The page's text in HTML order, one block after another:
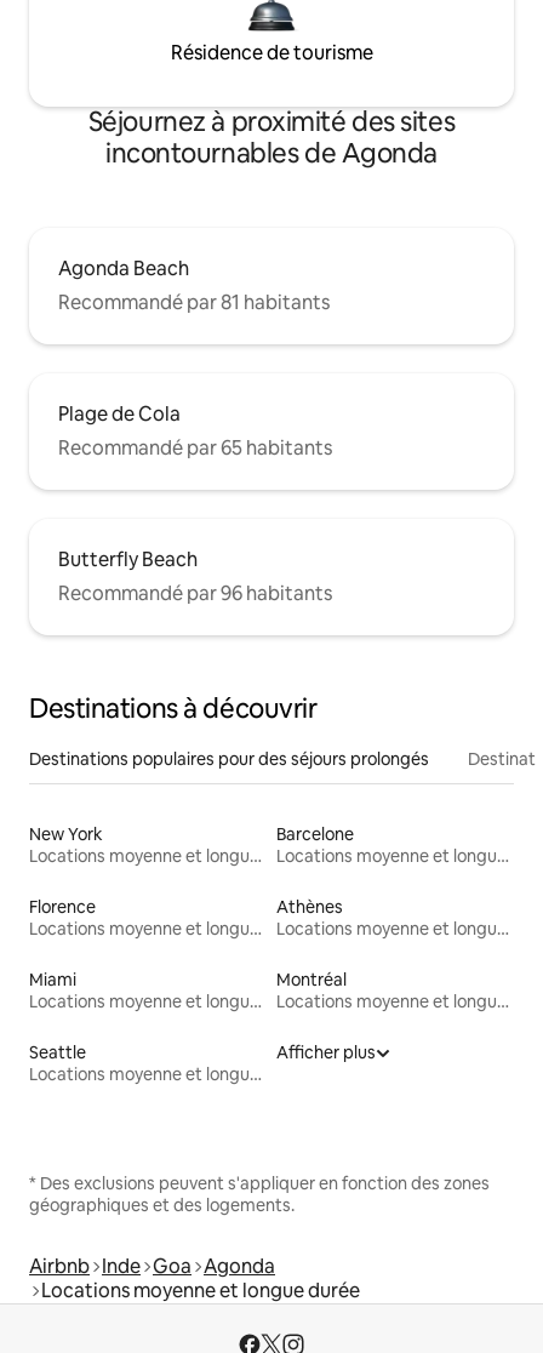
Résidence de tourisme
Séjournez à proximité des sites
incontournables de Agonda
Agonda Beach
Recommandé par 81 habitants
Plage de Cola
Recommandé par 65 habitants
Butterfly Beach
Recommandé par 96 habitants
Destinations à découvrir
Destinations populaires pour des séjours prolongés
New York
Locations moyenne et longue durée
Barcelone
Locations moyenne et longue durée
Florence
Locations moyenne et longue durée
Athènes
Locations moyenne et longue durée
Miami
Locations moyenne et longue durée
Montréal
Locations moyenne et longue durée
Seattle
Locations moyenne et longue durée
Afficher plus
* Des exclusions peuvent s'appliquer en fonction des zones
géographiques et des logements.
Airbnb Inde Goa Agonda
Locations moyenne et longue durée